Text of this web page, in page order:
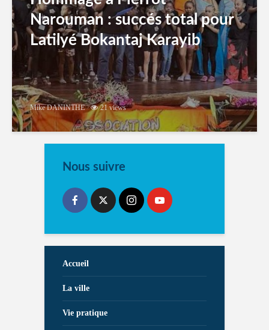
Narouman : succés total pour
Latilyé Bokantaj Karayib
Mike DANINTHE 21 views
Nous suivre
Accueil
La ville
Vie pratique